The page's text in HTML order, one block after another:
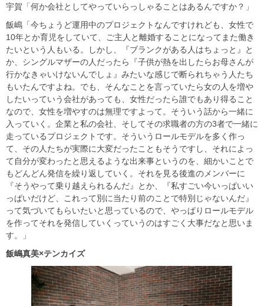
宇賀「何か会社としてやっていらっしゃることはあるんですか？」
飯嶋「今ちょうど運用中のプロジェクトなんですけれども、女性で
10年とか育児をしていて、ご主人と離婚することになってまた働き
たいという人もいる。しかし、『ブランクがある人はちょっと』と
か、シングルマザーの人だったら『子供が熱を出したらお母さんが
行かなきゃいけないんでしょ』みたいな感じで断られちゃう人たち
もいたんですよね。でも、そんなことを言っていたら女の人を増や
したいっていう会社があっても、女性だったら誰でもあり得ること
なので、女性を増やすのは無理ですよって。そういう話から一緒に
入っていく。企業と私の会社、そしてその求職者の方の3者で一緒に
走っているプロジェクトです。そういうロールモデルを多く作っ
て、その人たちが実際に大変だったこともそうですし、それによっ
て自分が変わったと思えるような出来事というのを、細かいことで
もどんどん発信を繰り返していく。それを見る後進のメンバーに
『そうやって乗り越えられるんだ』とか、『私すごい今いっぱいい
っぱいだけど、これって別に当たり前のことで特別じゃないんだ』
って気づいてもらいたいと思っているので、やっぱりロールモデル
を作ってそれを発信していくっていうのはすごく大事だなと思いま
す。」
飯嶋真美×テンカイズ